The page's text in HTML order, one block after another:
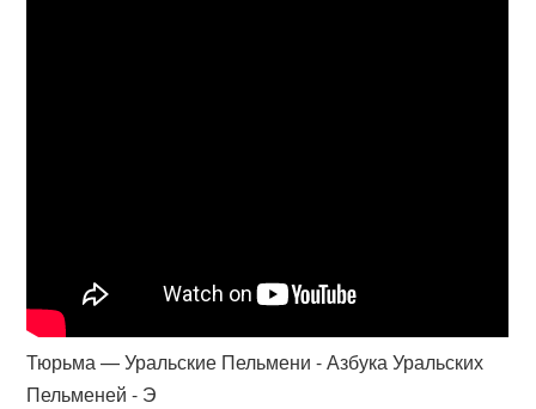
Тюрьма — Уральские Пельмени - Азбука Уральских
Пельменей - Э